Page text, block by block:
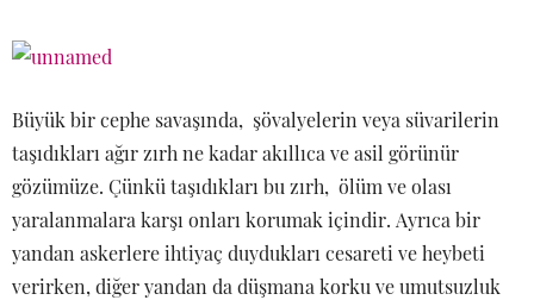
Büyük bir cephe savaşında, şövalyelerin veya süvarilerin
taşıdıkları ağır zırh ne kadar akıllıca ve asil görünür
gözümüze. Çünkü taşıdıkları bu zırh, ölüm ve olası
yaralanmalara karşı onları korumak içindir. Ayrıca bir
yandan askerlere ihtiyaç duydukları cesareti ve heybeti
verirken, diğer yandan da düşmana korku ve umutsuzluk